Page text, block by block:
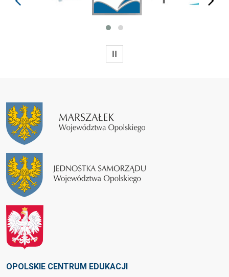
WSTRZYMAJ
OPOLSKIE CENTRUM EDUKACJI